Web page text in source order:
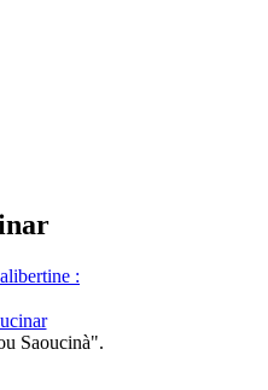
:
Saoucinà".